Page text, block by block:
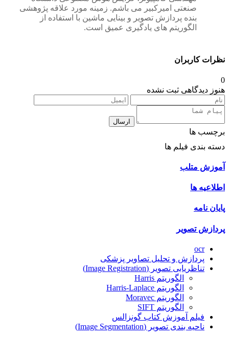
صنعتی امیرکبیر می باشم. زمینه مورد علاقه پژوهشی
بنده پردازش تصویر و بینایی ماشین با استفاده از
الگوریتم های یادگیری عمیق است.
نظرات کاربران
0
هنوز دیدگاهی ثبت نشده
ارسال
برچسب ها
دسته بندی فیلم ها
آموزش متلب
اطلاعیه ها
پایان نامه
پردازش تصویر
ocr
پردازش و تحلیل تصاویر پزشکی
تناظریابی تصویر (Image Registration)
الگوریتم Harris
الگوریتم Harris-Laplace
الگوریتم Moravec
الگوریتم SIFT
فیلم آموزش کتاب گونزالس
ناحیه بندی تصویر (Image Segmentation)